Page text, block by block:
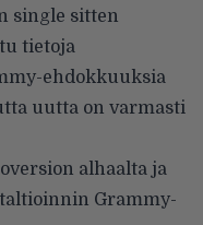
single sitten
tietoja
ehdokkuuksia
uutta on varmasti
alhaalta ja
Grammy-